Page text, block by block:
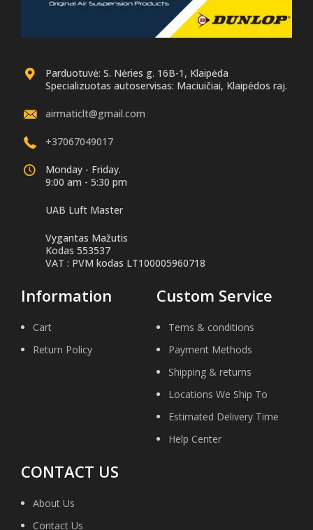
Parduotuvė: S. Nėries g. 16B-1, Klaipėda
Specializuotas autoservisas: Maciuičiai, Klaipėdos raj.
airmaticlt@gmail.com
+37067049017
Monday - Friday.
9:00 am - 5:30 pm
UAB Luft Master
Vygantas Mažutis
Kodas 553537
VAT : PVM kodas LT100005960718
Information
Cart
Return Policy
Custom Service
Tems & conditions
Payment Methods
Shipping & returns
Locations We Ship To
Estimated Delivery Time
Help Center
CONTACT US
About Us
Contact Us